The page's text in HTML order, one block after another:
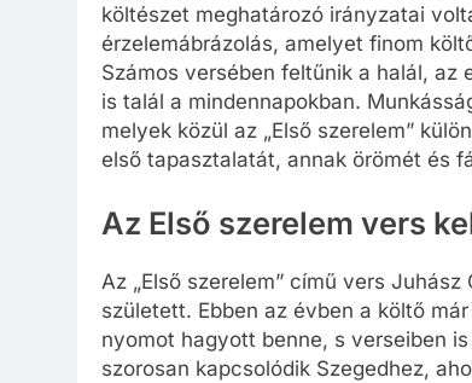
költészet meghatározó irányzatai
érzelemábrázolás, amelyet finom
Számos versében feltűnik a halál,
is talál a mindennapokban.
melyek közül az „Első szerelem”
első tapasztalatát, annak örömét és
Az Első szerelem vers
Az „Első szerelem” című vers
született. Ebben az évben a költő
nyomot hagyott benne, s verseiben
szorosan kapcsolódik Szegedhez,